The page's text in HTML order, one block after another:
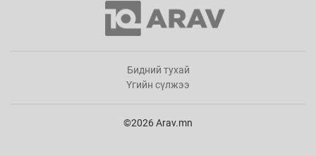
Бидний тухай
Үгийн сүлжээ
©2026 Arav.mn